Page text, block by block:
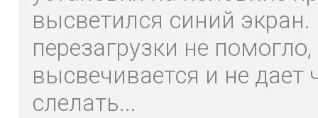
высветился синий экран.
перезагрузки не
высвечивается и не дает
слелать...